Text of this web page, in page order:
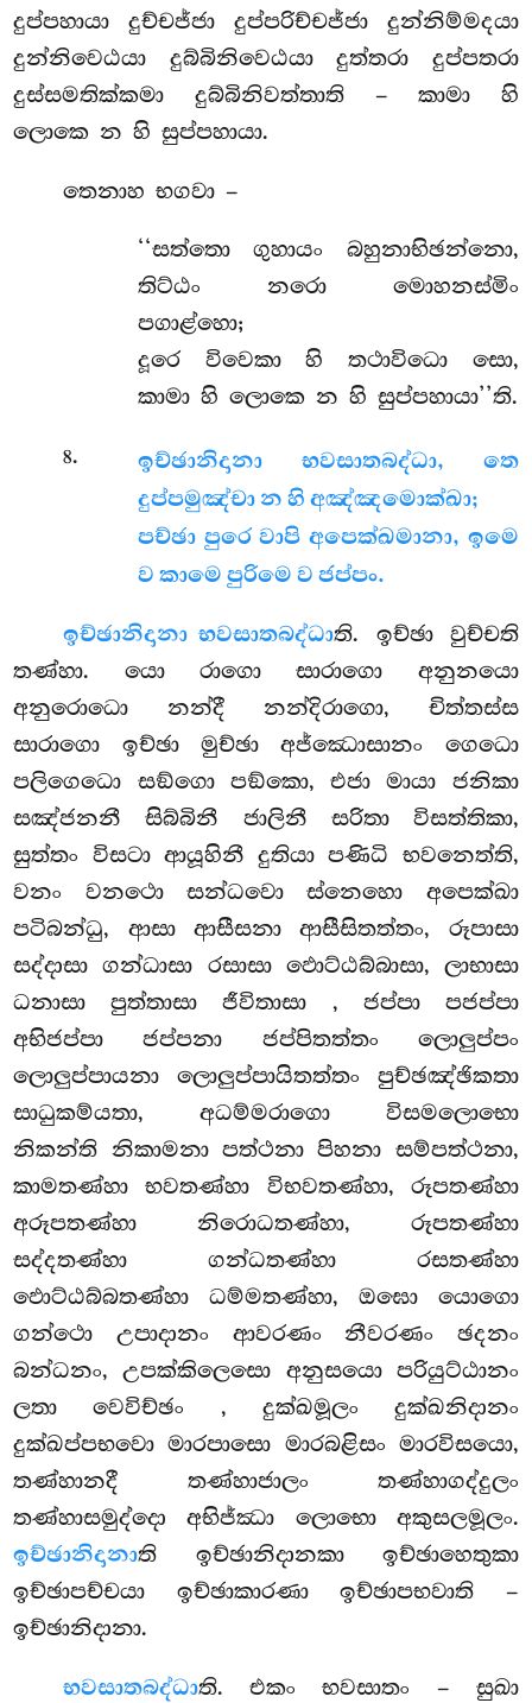
දුප්පහායා දුච්චජ්ජා දුප්පරිච්චජ්ජා දුන්නිම්මදයා
දුන්නිවෙඨයා දුබ්බිනිවෙඨයා දුත්තරා දුප්පතරා
දුස්සමතික්කමා දුබ්බිනිවත්තාති – කාමා හි
ලොකෙ න හි සුප්පහායා.
තෙනාහ භගවා –
‘‘සත්තො ගුහායං බහුනාභිඡන්නො,
තිට්ඨං නරො මොහනස්මිං
පගාළ්හො;
දූරෙ විවෙකා හි තථාවිධො සො,
කාමා හි ලොකෙ න හි සුප්පහායා’’ති.
8.
ඉච්ඡානිදානා භවසාතබද්ධා, තෙ
දුප්පමුඤ්චා න හි අඤ්ඤමොක්ඛා;
පච්ඡා පුරෙ වාපි අපෙක්ඛමානා, ඉමෙ
ව කාමෙ පුරිමෙ ව ජප්පං.
ඉච්ඡානිදානා භවසාතබද්ධාති. ඉච්ඡා වුච්චති
තණ්හා. යො රාගො සාරාගො අනුනයො
අනුරොධො නන්දී නන්දිරාගො, චිත්තස්ස
සාරාගො ඉච්ඡා මුච්ඡා අජ්ඣොසානං ගෙධො
පලිගෙධො සඞ්ගො පඞ්කො, එජා මායා ජනිකා
සඤ්ජනනී සිබ්බිනී ජාලිනී සරිතා විසත්තිකා,
සුත්තං විසටා ආයූහිනී දුතියා පණිධි භවනෙත්ති,
වනං වනථො සන්ධවො ස්නෙහො අපෙක්ඛා
පටිබන්ධු, ආසා ආසීසනා ආසීසිතත්තං, රූපාසා
සද්දාසා ගන්ධාසා රසාසා ඵොට්ඨබ්බාසා, ලාභාසා
ධනාසා පුත්තාසා ජීවිතාසා , ජප්පා පජප්පා
අභිජප්පාජප්පනා ජප්පිතත්තං ලොලුප්පං
ලොලුප්පායනා ලොලුප්පායිතත්තං පුච්ඡඤ්ඡිකතා
සාධුකම්යතා, අධම්මරාගො විසමලොභො
නිකන්ති නිකාමනා පත්ථනා පිහනා සම්පත්ථනා,
කාමතණ්හා භවතණ්හා විභවතණ්හා, රූපතණ්හා
අරූපතණ්හා නිරොධතණ්හා, රූපතණ්හා
සද්දතණ්හා ගන්ධතණ්හා රසතණ්හා
ඵොට්ඨබ්බතණ්හා ධම්මතණ්හා, ඔඝො යොගො
ගන්ථො උපාදානං ආවරණං නීවරණං ඡදනං
බන්ධනං, උපක්කිලෙසො අනුසයො පරියුට්ඨානං
ලතා වෙවිච්ඡං , දුක්ඛමූලං දුක්ඛනිදානං
දුක්ඛප්පභවො මාරපාසො මාරබළිසං මාරවිසයො,
තණ්හානදී තණ්හාජාලං තණ්හාගද්දුලං
තණ්හාසමුද්දො අභිජ්ඣා ලොභො අකුසලමූලං.
ඉච්ඡානිදානාති ඉච්ඡානිදානකා ඉච්ඡාහෙතුකා
ඉච්ඡාපච්චයා ඉච්ඡාකාරණා ඉච්ඡාපභවාති –
ඉච්ඡානිදානා.
භවසාතබද්ධාති. එකං භවසාතං – සුඛා